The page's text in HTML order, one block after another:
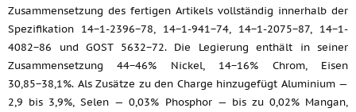
Zusammensetzung des fertigen Artikels vollständig innerhalb der
Spezifikation 14−1-2396−78, 14−1-941−74, 14−1-2075−87, 14−1-
4082−86 und GOST 5632−72. Die Legierung enthält in seiner
Zusammensetzung 44−46% Nickel, 14−16% Chrom, Eisen
30,85−38,1%. Als Zusätze zu den Charge hinzugefügt Aluminium —
2,9 bis 3,9%, Selen — 0,03% Phosphor — bis zu 0,02% Mangan,